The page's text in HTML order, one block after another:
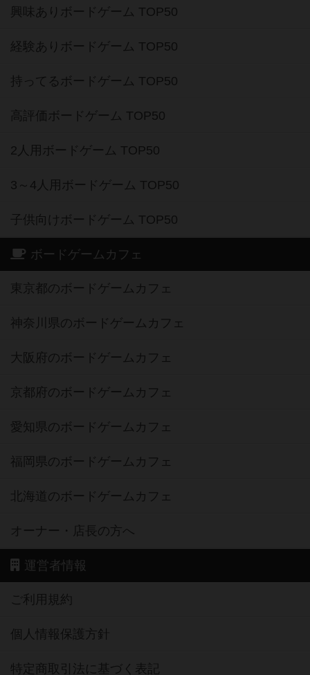
興味ありボードゲーム TOP50
経験ありボードゲーム TOP50
持ってるボードゲーム TOP50
高評価ボードゲーム TOP50
2人用ボードゲーム TOP50
3～4人用ボードゲーム TOP50
子供向けボードゲーム TOP50
ボードゲームカフェ
東京都のボードゲームカフェ
神奈川県のボードゲームカフェ
大阪府のボードゲームカフェ
京都府のボードゲームカフェ
愛知県のボードゲームカフェ
福岡県のボードゲームカフェ
北海道のボードゲームカフェ
オーナー・店長の方へ
運営者情報
ご利用規約
個人情報保護方針
特定商取引法に基づく表記